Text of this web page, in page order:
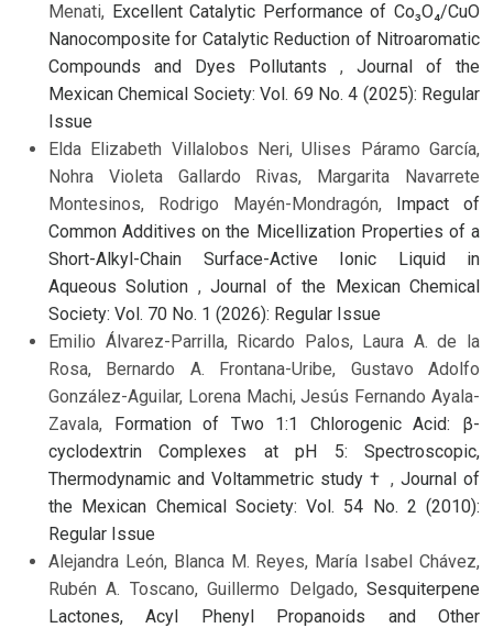
Menati, Excellent Catalytic Performance of Co₃O₄/CuO
Nanocomposite for Catalytic Reduction of Nitroaromatic
Compounds and Dyes Pollutants , Journal of the
Mexican Chemical Society: Vol. 69 No. 4 (2025): Regular
Issue
Elda Elizabeth Villalobos Neri, Ulises Páramo García,
Nohra Violeta Gallardo Rivas, Margarita Navarrete
Montesinos, Rodrigo Mayén-Mondragón, Impact of
Common Additives on the Micellization Properties of a
Short-Alkyl-Chain Surface-Active Ionic Liquid in
Aqueous Solution ,Journal of the Mexican Chemical
Society: Vol. 70 No. 1 (2026): Regular Issue
Emilio Álvarez-Parrilla, Ricardo Palos, Laura A. de la
Rosa, Bernardo A. Frontana-Uribe, Gustavo Adolfo
González-Aguilar, Lorena Machi, Jesús Fernando Ayala-
Zavala, Formation of Two 1:1 Chlorogenic Acid: β-
cyclodextrin Complexes at pH 5: Spectroscopic,
Thermodynamic and Voltammetric study †,Journal of
the Mexican Chemical Society: Vol. 54 No. 2 (2010):
Regular Issue
Alejandra León, Blanca M. Reyes, María Isabel Chávez,
Rubén A. Toscano, Guillermo Delgado, Sesquiterpene
Lactones, Acyl Phenyl Propanoids and Other